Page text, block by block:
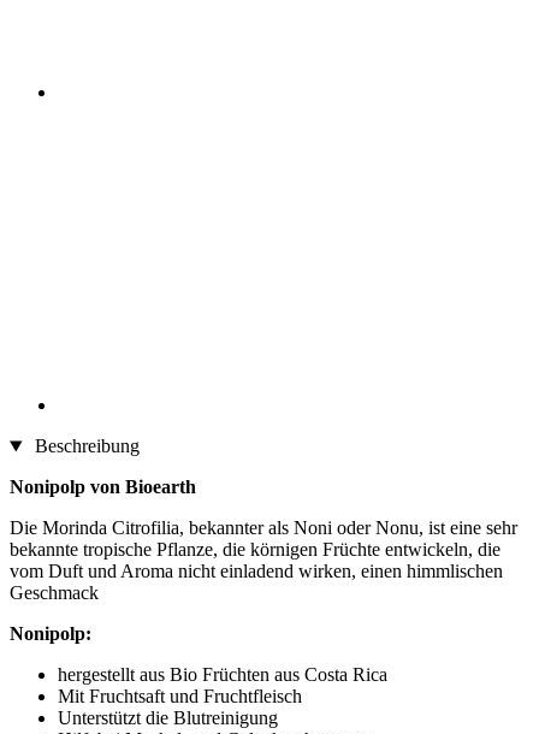
Beschreibung
Nonipolp von Bioearth
Die Morinda Citrofilia, bekannter als Noni oder Nonu, ist eine sehr
bekannte tropische Pflanze, die körnigen Früchte entwickeln, die
vom Duft und Aroma nicht einladend wirken, einen himmlischen
Geschmack
Nonipolp:
hergestellt aus Bio Früchten aus Costa Rica
Mit Fruchtsaft und Fruchtfleisch
Unterstützt die Blutreinigung